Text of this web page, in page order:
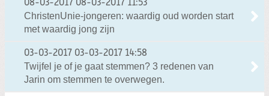
08-03-2017 08-03-2017 11:53
ChristenUnie-jongeren: waardig oud worden start
met waardig jong zijn
03-03-2017 03-03-2017 14:58
Twijfel je of je gaat stemmen? 3 redenen van
Jarin om stemmen te overwegen.